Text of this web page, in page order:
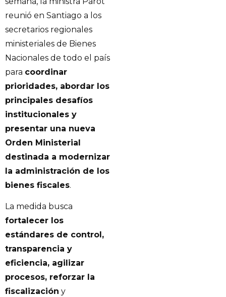
reunió en Santiago a los
secretarios regionales
ministeriales de Bienes
Nacionales de todo el país
para coordinar
prioridades, abordar los
principales desafíos
institucionales y
presentar una nueva
Orden Ministerial
destinada a modernizar
la administración de los
bienes fiscales.
La medida busca
fortalecer los
estándares de control,
transparencia y
eficiencia, agilizar
procesos, reforzar la
fiscalización y